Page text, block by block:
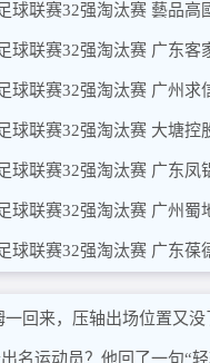
球联赛32强淘汰赛 藝品高
球联赛32强淘汰赛 广东客
球联赛32强淘汰赛 广州求
球联赛32强淘汰赛 大塘控
球联赛32强淘汰赛 广东凤
球联赛32强淘汰赛 广州蜀
球联赛32强淘汰赛 广东葆
回来，压轴出场位置又没
名运动员？他回了一句“